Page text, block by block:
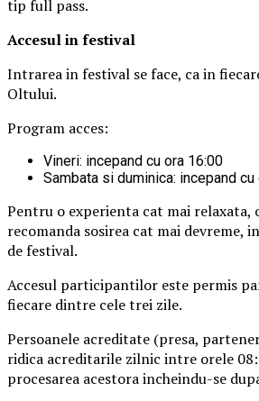
tip full pass.
Accesul in festival
Intrarea in festival se face, ca in
Oltului.
Program acces:
Vineri: incepand cu ora 16:00
Sambata si duminica: incepand cu
Pentru o experienta cat mai relaxata,
recomanda sosirea cat mai devreme,
de festival.
Accesul participantilor este permis
fiecare dintre cele trei zile.
Persoanele acreditate (presa,
ridica acreditarile zilnic intre orele
procesarea acestora incheindu-se